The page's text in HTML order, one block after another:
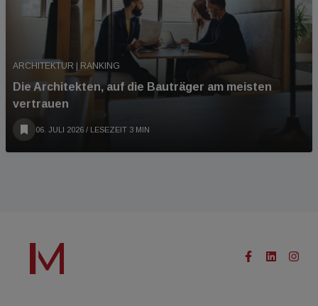
ARCHITEKTUR | RANKING
Die Architekten, auf die Bauträger am meisten
vertrauen
06. JULI 2026 / LESEZEIT 3 MIN